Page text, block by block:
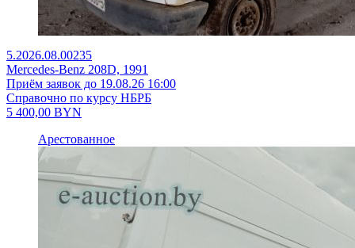
5.2026.08.00235
Mercedes-Benz 208D, 1991
Приём заявок до 19.08.26 16:00
Справочно по курсу НБРБ
5 400,00 BYN
Арестованное